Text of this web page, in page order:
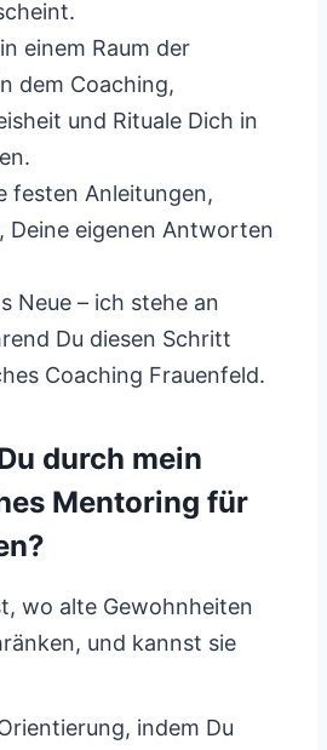
einem Raum der
dem Coaching,
und Rituale Dich in
festen Anleitungen,
Deine eigenen Antworten
Neue – ich stehe an
Du diesen Schritt
Coaching Frauenfeld.
durch mein
Mentoring für
wo alte Gewohnheiten
und kannst sie
indem Du